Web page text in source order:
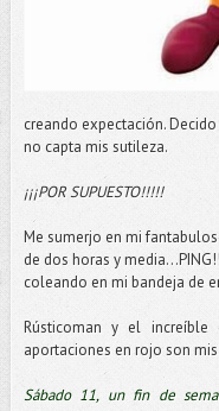
creando expectación.
no capta mis sutileza.
¡¡¡POR SUPUESTO!!!!!
Me sumerjo en mi
de dos horas y
coleando en mi bandeja de
Rústicoman y el increíble
aportaciones en rojo son
Sábado 11, un fin de